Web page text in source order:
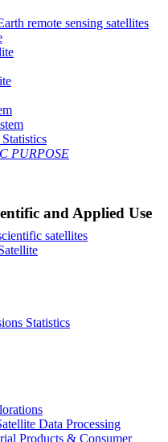
remote sensing satellites
PURPOSE
and Applied Use
satellites
Statistics
Data Processing
Products & Consumer